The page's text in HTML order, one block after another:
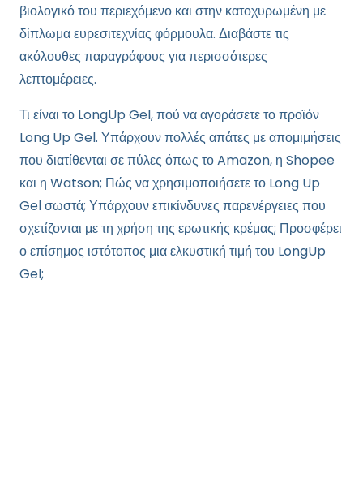
βιολογικό του περιεχόμενο και στην κατοχυρωμένη με
δίπλωμα ευρεσιτεχνίας φόρμουλα. Διαβάστε τις
ακόλουθες παραγράφους για περισσότερες
λεπτομέρειες.
Τι είναι το LongUp Gel, πού να αγοράσετε το προϊόν
Long Up Gel. Υπάρχουν πολλές απάτες με απομιμήσεις
που διατίθενται σε πύλες όπως το Amazon, η Shopee
και η Watson; Πώς να χρησιμοποιήσετε το Long Up
Gel σωστά; Υπάρχουν επικίνδυνες παρενέργειες που
σχετίζονται με τη χρήση της ερωτικής κρέμας; Προσφέρει
ο επίσημος ιστότοπος μια ελκυστική τιμή του LongUp
Gel;